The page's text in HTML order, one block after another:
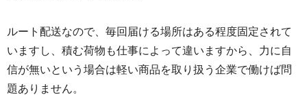
ルート配送なので、毎回届ける場所はある程度固定されて
いますし、積む荷物も仕事によって違いますから、力に自
信が無いという場合は軽い商品を取り扱う企業で働けば問
題ありません。